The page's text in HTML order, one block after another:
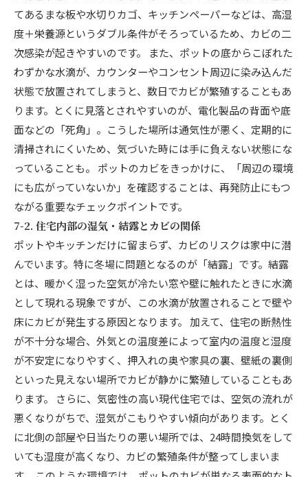
てあるまな板や水切りカゴ、キッチンペーパーなどは、高湿
度＋栄養源というダブル条件がそろっているため、カビの二
次感染が起きやすいのです。 また、ポットの底からこぼれた
わずかな水滴が、カウンターやコンセント周辺に染み込んだ
状態で放置されてしまうと、数日でカビが繁殖することもあ
ります。とくに見落とされやすいのが、電化製品の背面や底
面などの「死角」。こうした場所は通気性が悪く、定期的に
清掃されにくいため、気づいた時には手に負えない状態にな
っていることも。 ポットのカビをきっかけに、「周辺の環境
にも広がっていないか」を確認することは、再発防止にもつ
ながる重要なチェックポイントです。
7-2. 住宅内部の湿気・結露とカビの関係
ポットやキッチンだけに留まらず、カビのリスクは家中に潜
んでいます。特に冬場に問題となるのが「結露」です。結露
とは、暖かく湿った空気が冷たい窓や壁に触れたときに水滴
として現れる現象ですが、この水滴が放置されることで壁や
床にカビが発生する原因となります。 加えて、住宅の断熱性
が不十分な場合、外気との温度差によって室内の温度と湿度
が不安定になりやすく、押入れの奥や家具の裏、壁紙の裏側
といった見えない場所でカビが静かに繁殖していることもあ
ります。 さらに、気密性の高い現代住宅では、空気の流れが
悪くなりがちで、湿気がこもりやすい傾向があります。とく
に北側の部屋や日当たりの悪い場所では、24時間換気をして
いても湿度が高くなり、カビの繁殖条件が整ってしまいま